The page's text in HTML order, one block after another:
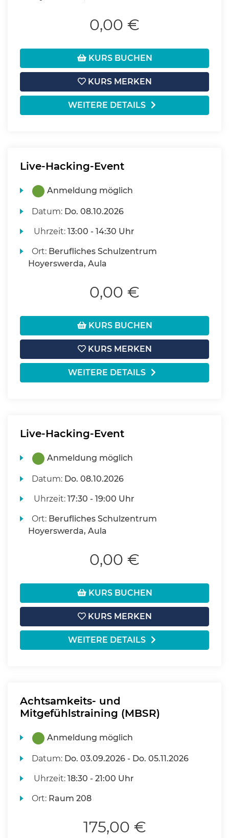
0,00 €
KURS BUCHEN
KURS MERKEN
WEITERE DETAILS
Live-Hacking-Event
Anmeldung möglich
Datum: Do. 08.10.2026
Uhrzeit:13:00 - 14:30 Uhr
Ort: Berufliches Schulzentrum
Hoyerswerda, Aula
0,00 €
KURS BUCHEN
KURS MERKEN
WEITERE DETAILS
Live-Hacking-Event
Anmeldung möglich
Datum: Do. 08.10.2026
Uhrzeit:17:30 - 19:00 Uhr
Ort: Berufliches Schulzentrum
Hoyerswerda, Aula
0,00 €
KURS BUCHEN
KURS MERKEN
WEITERE DETAILS
Achtsamkeits- und
Mitgefühlstraining (MBSR)
Anmeldung möglich
Datum: Do. 03.09.2026 - Do. 05.11.2026
Uhrzeit:18:30 - 21:00 Uhr
Ort: Raum 208
175,00 €